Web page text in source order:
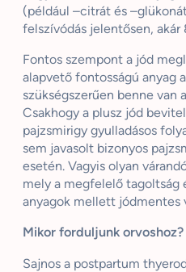
(például –citrát és –
felszívódás jelentősen, akár
Fontos szempont a jód
alapvető fontosságú anyag
szükségszerűen benne van
Csakhogy a plusz jód
pajzsmirigy gyulladásos
sem javasolt bizonyos
esetén. Vagyis olyan
mely a megfelelő tagoltság
anyagok mellett jódmentes
Mikor forduljunk orvoshoz?
Sajnos a postpartum